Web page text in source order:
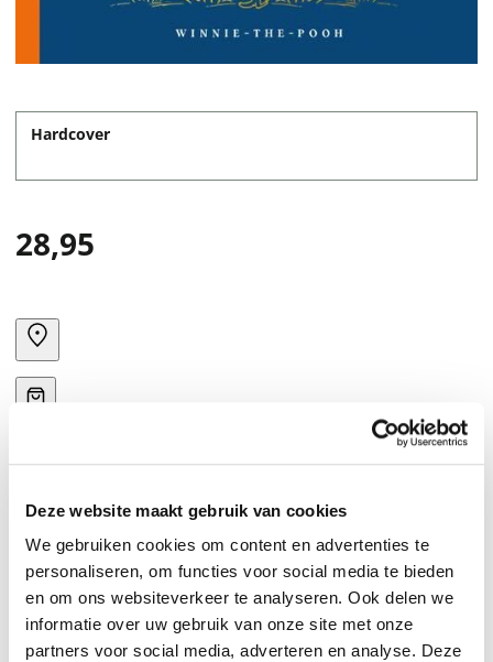
Deze website maakt gebruik van cookies
We gebruiken cookies om content en advertenties te
personaliseren, om functies voor social media te bieden
en om ons websiteverkeer te analyseren. Ook delen we
informatie over uw gebruik van onze site met onze
partners voor social media, adverteren en analyse. Deze
Hardcover
28,95
NEW 100th Anniversary range's hardback edition of
Jane Riordan’s authorised sequel collection inspired by
Milne’s classic stories with Mark Burgess’ illustrations
created in the style of E.H.Shepard’s iconic art. ‘With a